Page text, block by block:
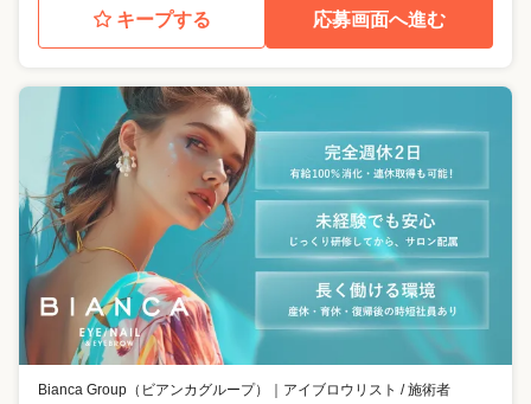
キープする 応募画面へ進む
Bianca Group（ビアンカグループ） ｜ アイブロウリスト / 施術者